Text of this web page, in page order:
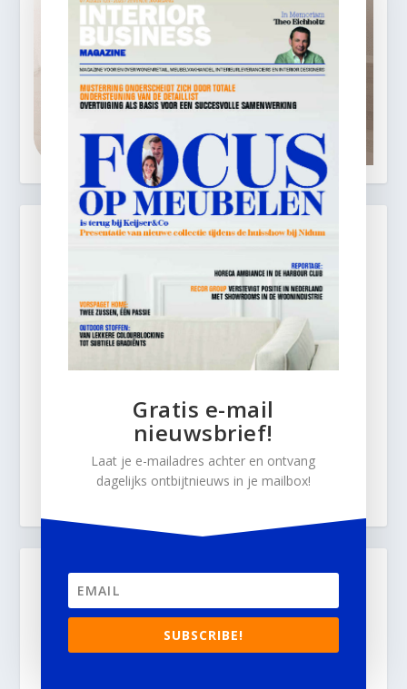
Gratis e-mail
nieuwsbrief!
Laat je e-mailadres achter en ontvang
dagelijks ontbijtnieuws in je mailbox!
SUBSCRIBE!